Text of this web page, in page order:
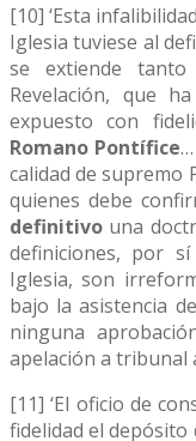
[10] ‘Esta
Iglesia tuviese al
se extiende
Revelación, que
expuesto con
Romano Pontífice
calidad de supremo
quienes debe
definitivo una
definiciones, por
Iglesia, son
bajo la asistencia
ninguna
apelación a tribunal
[11] ‘El oficio de
fidelidad el depósito